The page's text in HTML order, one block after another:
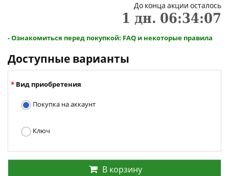
До конца акции осталось
1 дн. 06:34:06
- Ознакомиться перед покупкой: FAQ и некоторые правила
Доступные варианты
Вид приобретения
Покупка на аккаунт
Ключ
В корзину